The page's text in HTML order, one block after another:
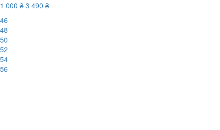
1 000 ₴ 3 490 ₴
46
48
50
52
54
56